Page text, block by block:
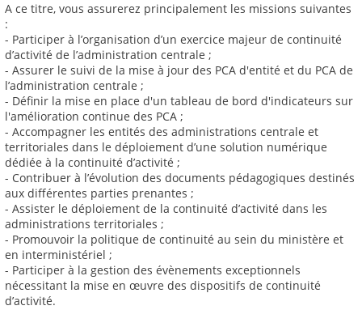
A ce titre, vous assurerez principalement les missions suivantes
:
- Participer à l’organisation d’un exercice majeur de continuité
d’activité de l’administration centrale ;
- Assurer le suivi de la mise à jour des PCA d'entité et du PCA de
l’administration centrale ;
- Définir la mise en place d'un tableau de bord d'indicateurs sur
l'amélioration continue des PCA ;
- Accompagner les entités des administrations centrale et
territoriales dans le déploiement d’une solution numérique
dédiée à la continuité d’activité ;
- Contribuer à l’évolution des documents pédagogiques destinés
aux différentes parties prenantes ;
- Assister le déploiement de la continuité d’activité dans les
administrations territoriales ;
- Promouvoir la politique de continuité au sein du ministère et
en interministériel ;
- Participer à la gestion des évènements exceptionnels
nécessitant la mise en œuvre des dispositifs de continuité
d’activité.